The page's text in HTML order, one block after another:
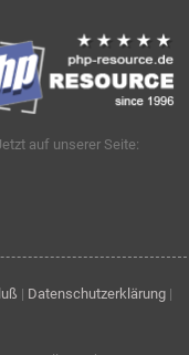
auf unserer Seite:
| Datenschutzerklärung |